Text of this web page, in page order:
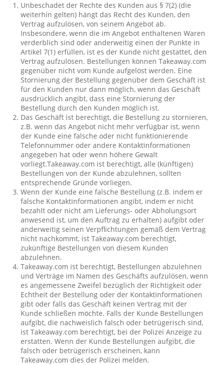
Unbeschadet der Rechte des Kunden aus § 7(2) (die
weiterhin gelten) hängt das Recht des Kunden, den
Vertrag aufzulösen, von seinem Angebot ab.
Insbesondere, wenn die im Angebot enthaltenen Waren
verderblich sind oder anderweitig einen der Punkte in
Artikel 7(1) erfüllen, ist es der Kunde nicht gestattet, den
Vertrag aufzulösen. Bestellungen können Takeaway.com
gegenüber nicht vom Kunde aufgelöst werden. Eine
Stornierung der Bestellung gegenüber dem Geschäft ist
für den Kunden nur dann möglich, wenn das Geschäft
ausdrücklich angibt, dass eine Stornierung der
Bestellung durch den Kunden möglich ist.
Das Geschäft ist berechtigt, die Bestellung zu stornieren,
z.B. wenn das Angebot nicht mehr verfügbar ist, wenn
der Kunde eine falsche oder nicht funktionierende
Telefonnummer oder andere Kontaktinformationen
angegeben hat oder wenn höhere Gewalt
vorliegt.Takeaway.com ist berechtigt, alle (künftigen)
Bestellungen von der Kunde abzulehnen, sollten
entsprechende Gründe vorliegen.
Wenn der Kunde eine falsche Bestellung (z.B. indem er
falsche Kontaktinformationen angibt, indem er nicht
bezahlt oder nicht am Lieferungs- oder Abholungsort
anwesend ist, um den Auftrag zu erhalten) aufgibt oder
anderweitig seinen Verpflichtungen gemäß dem Vertrag
nicht nachkommt, ist Takeaway.com berechtigt,
zukünftige Bestellungen von diesem Kunden
abzulehnen.
Takeaway.com ist berechtigt, Bestellungen abzulehnen
und Verträge im Namen des Geschäfts aufzulösen, wenn
es angemessene Zweifel bezüglich der Richtigkeit oder
Echtheit der Bestellung oder der Kontaktinformationen
gibt oder falls das Geschäft keinen Vertrag mit der
Kunde schließen möchte. Falls der Kunde Bestellungen
aufgibt, die nachweislich falsch oder betrügerisch sind,
ist Takeaway.com berechtigt, bei der Polizei Anzeige zu
erstatten. Wenn der Kunde Bestellungen aufgibt, die
falsch oder betrügerisch erscheinen, kann
Takeaway.com dies der Polizei melden.